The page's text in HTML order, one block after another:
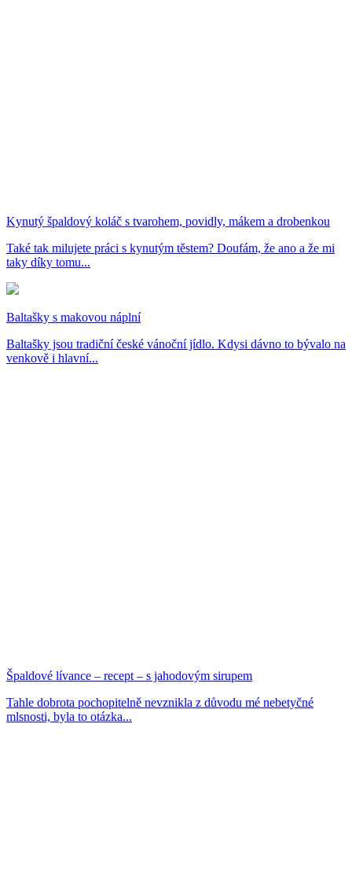
Kynutý špaldový koláč s tvarohem, povidly, mákem a drobenkou
Také tak milujete práci s kynutým těstem? Doufám, že ano a že mi
taky díky tomu...
Baltašky s makovou náplní
Baltašky jsou tradiční české vánoční jídlo. Kdysi dávno to bývalo na
venkově i hlavní...
Špaldové lívance – recept – s jahodovým sirupem
Tahle dobrota pochopitelně nevznikla z důvodu mé nebetyčné
mlsnosti, byla to otázka...